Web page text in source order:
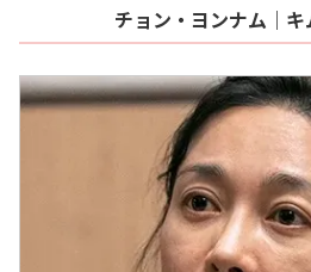
チョン・ヨンナム｜